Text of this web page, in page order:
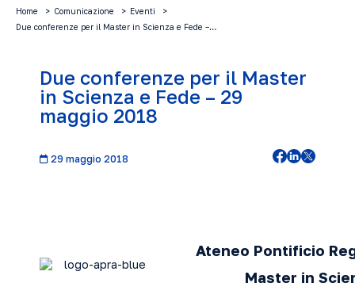
Home Comunicazione
Eventi
Due conferenze per il Master in Scienza e Fede –…
Due conferenze per il Master
in Scienza e Fede – 29
maggio 2018
29 maggio 2018
Ateneo Pontificio
Master in